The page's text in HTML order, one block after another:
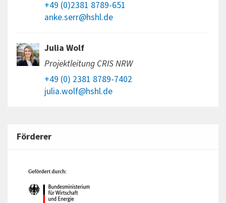
+49 (0)2381 8789-651
anke.serr@hshl.de
Julia Wolf
Projektleitung CRIS NRW
+49 (0) 2381 8789-7402
julia.wolf@hshl.de
Förderer